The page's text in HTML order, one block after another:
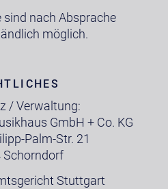
sind nach Absprache
möglich.
/ Verwaltung:
GmbH + Co. KG
Palm-Str. 21
Schorndorf
Stuttgart